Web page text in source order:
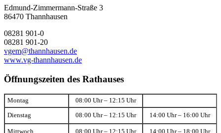
Edmund-Zimmermann-Straße 3
86470 Thannhausen
08281 901-0
08281 901-20
vgem@thannhausen.de
www.vg-thannhausen.de
Öffnungszeiten des Rathauses
Montag 08:00 Uhr – 12:15 Uhr
Dienstag 08:00 Uhr – 12:15 Uhr 14:00 Uhr – 16:00 Uhr